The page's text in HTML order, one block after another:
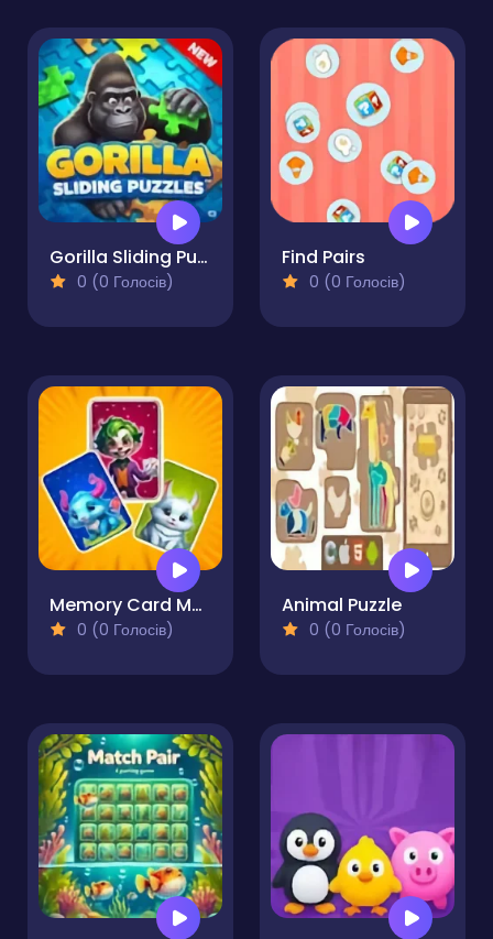
Gorilla Sliding Puzzles
0 (0 Голосів)
Find Pairs
0 (0 Голосів)
Memory Card Match
0 (0 Голосів)
Animal Puzzle
0 (0 Голосів)